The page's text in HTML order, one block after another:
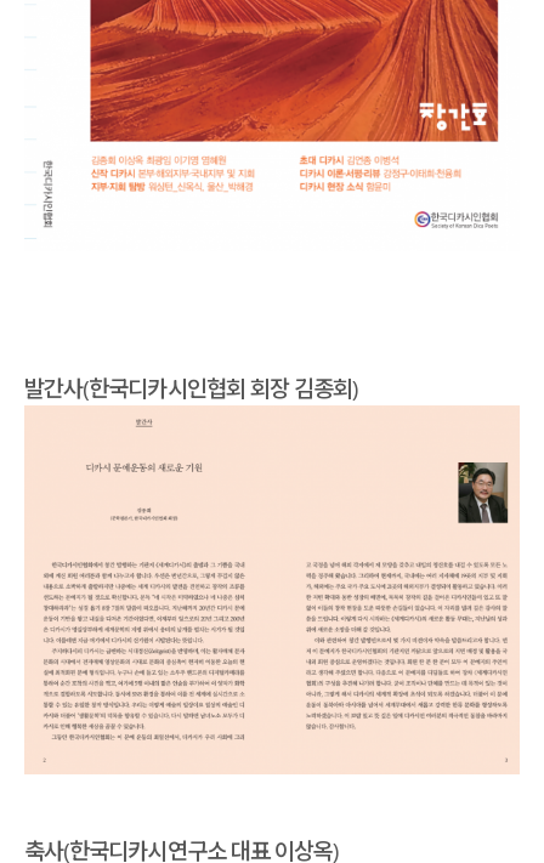
발간사(한국디카시인협회 회장 김종회)
축사(한국디카시연구소 대표 이상옥)